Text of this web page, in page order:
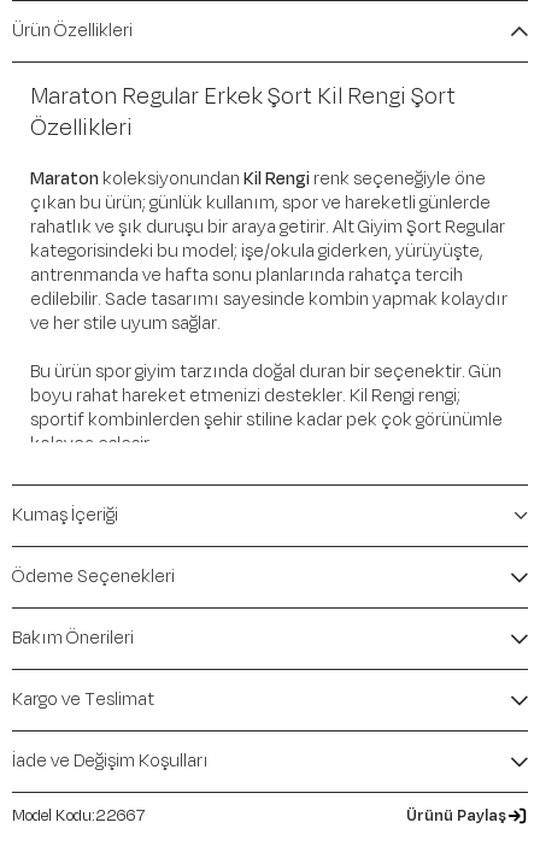
Ürün Özellikleri
Maraton Regular Erkek Şort Kil Rengi Şort
Özellikleri
Maraton koleksiyonundanKil Rengirenk seçeneğiyle öne
çıkan bu ürün; günlük kullanım, spor ve hareketli günlerde
rahatlık ve şık duruşu bir araya getirir. Alt Giyim Şort Regular
kategorisindeki bu model; işe/okula giderken, yürüyüşte,
antrenmanda ve hafta sonu planlarında rahatça tercih
edilebilir. Sade tasarımı sayesinde kombin yapmak kolaydır
ve her stile uyum sağlar.
Bu ürün spor giyim tarzında doğal duran bir seçenektir. Gün
boyu rahat hareket etmenizi destekler. Kil Rengi rengi;
sportif kombinlerden şehir stiline kadar pek çok görünümle
kolayca eşleşir.
Öne Çıkan Detaylar
Marka:Maraton
Renk:Kil Rengi
Kalıp / Form:
Mevsim:İlkbahar-Yaz
Kumaş İçeriği
Ödeme Seçenekleri
Bakım Önerileri
Kargo ve Teslimat
İade ve Değişim Koşulları
22667 Ürünü Paylaş